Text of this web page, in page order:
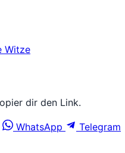
Witze
dir den Link.
WhatsApp
Telegram